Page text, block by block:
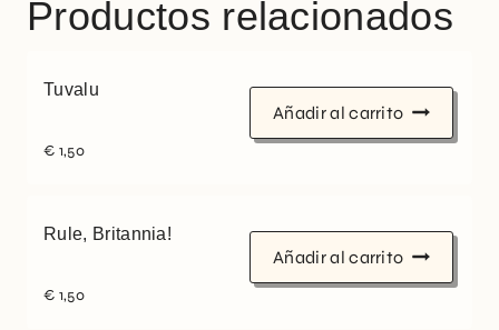
Productos relacionados
Tuvalu
€ 1,50
Añadir al carrito
Rule, Britannia!
€ 1,50
Añadir al carrito